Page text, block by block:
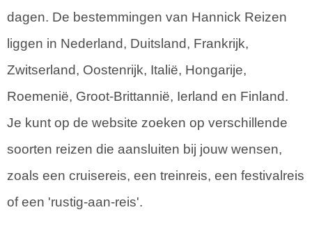
dagen. De bestemmingen van Hannick Reizen
liggen in Nederland, Duitsland, Frankrijk,
Zwitserland, Oostenrijk, Italië, Hongarije,
Roemenië, Groot-Brittannië, Ierland en Finland.
Je kunt op de website zoeken op verschillende
soorten reizen die aansluiten bij jouw wensen,
zoals een cruisereis, een treinreis, een festivalreis
of een 'rustig-aan-reis'.